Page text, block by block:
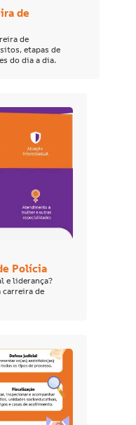
de
de
etapas de
do dia a dia.
Polícia
e liderança?
carreira de